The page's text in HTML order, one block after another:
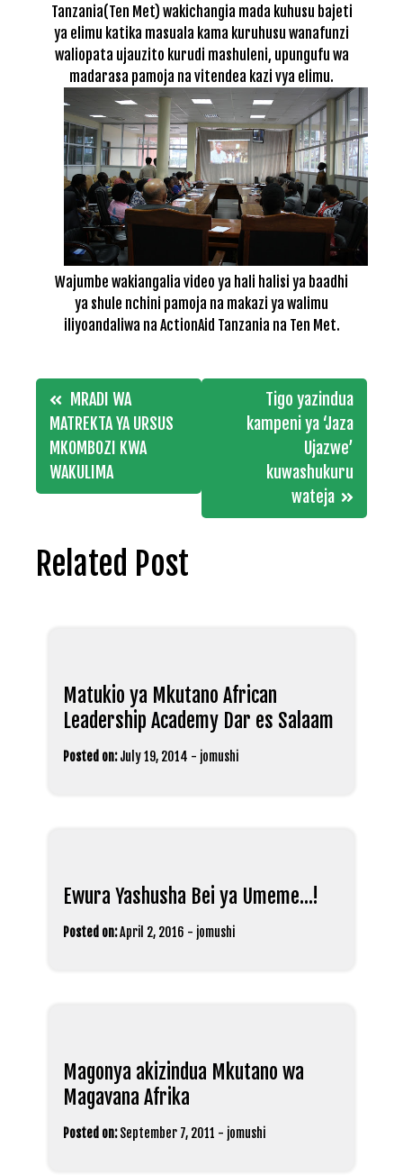
Tanzania(Ten Met) wakichangia mada kuhusu bajeti
ya elimu katika masuala kama kuruhusu wanafunzi
waliopata ujauzito kurudi mashuleni, upungufu wa
madarasa pamoja na vitendea kazi vya elimu.
Wajumbe wakiangalia video ya hali halisi ya baadhi
ya shule nchini pamoja na makazi ya walimu
iliyoandaliwa na ActionAid Tanzania na Ten Met.
Post
navigation
MRADI WA
MATREKTA YA URSUS
MKOMBOZI KWA
WAKULIMA
Tigo yazindua
kampeni ya ‘Jaza
Ujazwe’
kuwashukuru
wateja
Related Post
Matukio ya Mkutano African
Leadership Academy Dar es Salaam
Posted on: July 19, 2014 - jomushi
Ewura Yashusha Bei ya Umeme…!
Posted on:April 2, 2016 - jomushi
Magonya akizindua Mkutano wa
Magavana Afrika
Posted on: September 7, 2011 - jomushi